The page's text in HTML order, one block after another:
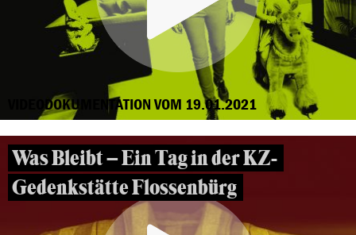
VIDEODOKUMENTATION VOM 19.01.2021
Was Bleibt – Ein Tag in der KZ-
Gedenkstätte Flossenbürg